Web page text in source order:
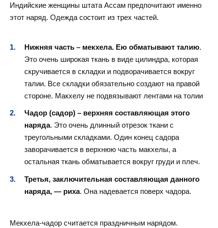
Индийские женщины штата Ассам предпочитают именно
этот наряд. Одежда состоит из трех частей.
Нижняя часть – мекхела. Ею обматывают талию.
Это очень широкая ткань в виде цилиндра, которая
скручивается в складки и подворачивается вокруг
талии. Все складки обязательно создают на правой
стороне. Макхелу не подвязывают лентами на толии
Чадор (садор) – верхняя составляющая этого
наряда. Это очень длинный отрезок ткани с
треугольными складками. Один конец садора
заворачивается в верхнюю часть макхелы, а
остальная ткань обматывается вокруг груди и плеч.
Третья, заключительная составляющая данного
наряда, — риха. Она надевается поверх чадора.
Мекхела-чадор считается праздничным нарядом.